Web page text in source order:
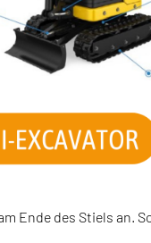
Ende des Stiels